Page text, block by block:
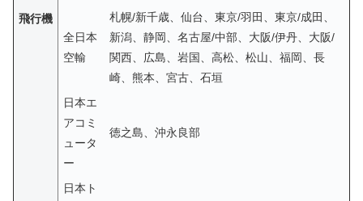
飛行機
全日本
空輸
札幌/新千歳、仙台、東京/羽田、東京/成田、
新潟、静岡、名古屋/中部、大阪/伊丹、大阪/
関西、広島、岩国、高松、松山、福岡、長
崎、熊本、宮古、石垣
日本エ
アコミ
ュータ
ー
徳之島、沖永良部
日本ト